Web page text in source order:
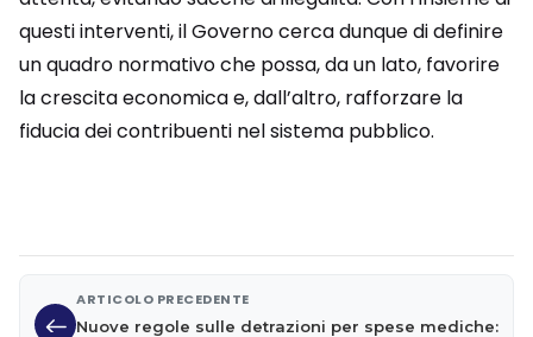
questi interventi, il Governo cerca dunque di definire
un quadro normativo che possa, da un lato, favorire
la crescita economica e, dall’altro, rafforzare la
fiducia dei contribuenti nel sistema pubblico.
ARTICOLO PRECEDENTE
Nuove regole sulle detrazioni per spese mediche: